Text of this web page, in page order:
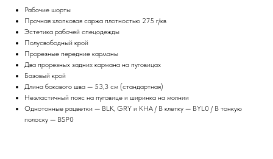
Рабочие шорты
Прочная хлопковая саржа плотностью 275 г/кв
Эстетика рабочей спецодежды
Полусвободный крой
Прорезные передние карманы
Два прорезных задних кармана на пуговицах
Базовый крой
Длина бокового шва — 53,3 см (стандартная)
Неэластичный пояс на пуговице и ширинка на молнии
Однотонные рацветки — BLK, GRY и KHA / В клетку — BYL0 / В тонкую
полоску — BSP0